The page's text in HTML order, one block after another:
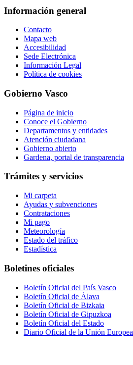
Información general
Contacto
Mapa web
Accesibilidad
Sede Electrónica
Información Legal
Política de cookies
Gobierno Vasco
Página de inicio
Conoce el Gobierno
Departamentos y entidades
Atención ciudadana
Gobierno abierto
Gardena, portal de transparencia
Trámites y servicios
Mi carpeta
Ayudas y subvenciones
Contrataciones
Mi pago
Meteorología
Estado del tráfico
Estadística
Boletines oficiales
Boletín Oficial del País Vasco
Boletín Oficial de Álava
Boletín Oficial de Bizkaia
Boletín Oficial de Gipuzkoa
Boletín Oficial del Estado
Diario Oficial de la Unión Europea